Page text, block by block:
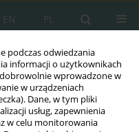
podczas odwiedzania
informacji o użytkownikach
wprowadzone w
w urządzeniach
Dane, w tym pliki
usług, zapewnienia
w celu monitorowania
PL
EN